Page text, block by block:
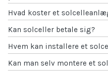
Hvad koster et
Kan solceller betale sig?
Hvem kan installere et
Kan man selv montere et